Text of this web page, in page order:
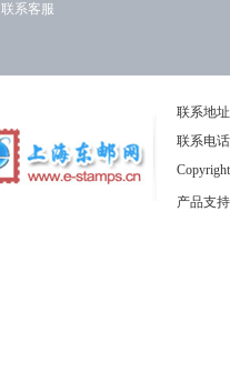
联系客服
联系地
联系电
产品支